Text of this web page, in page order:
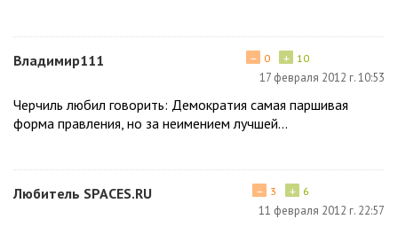
Владимир111 + 10
− 0
17 февраля 2012 г. 10:53
Черчиль любил говорить: Демократия самая паршивая
форма правления, но за неимением лучшей...
Любитель SPACES.RU + 6
− 3
11 февраля 2012 г. 22:57